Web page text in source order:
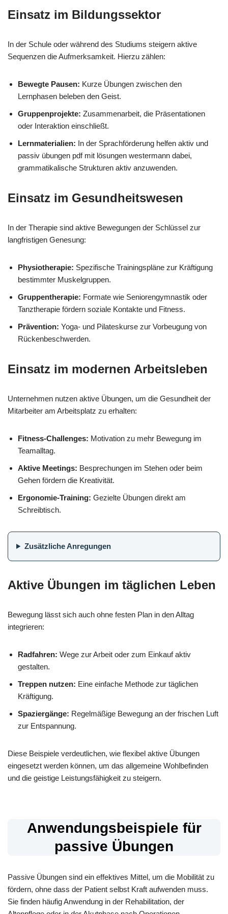
Einsatz im Bildungssektor
In der Schule oder während des Studiums steigern aktive
Sequenzen die Aufmerksamkeit. Hierzu zählen:
Bewegte Pausen: Kurze Übungen zwischen den
Lernphasen beleben den Geist.
Gruppenprojekte: Zusammenarbeit, die Präsentationen
oder Interaktion einschließt.
Lernmaterialien: In der Sprachförderung helfen aktiv und
passiv übungen pdf mit lösungen westermann dabei,
grammatikalische Strukturen aktiv anzuwenden.
Einsatz im Gesundheitswesen
In der Therapie sind aktive Bewegungen der Schlüssel zur
langfristigen Genesung:
Physiotherapie: Spezifische Trainingspläne zur Kräftigung
bestimmter Muskelgruppen.
Gruppentherapie: Formate wie Seniorengymnastik oder
Tanztherapie fördern soziale Kontakte und Fitness.
Prävention: Yoga- und Pilateskurse zur Vorbeugung von
Rückenbeschwerden.
Einsatz im modernen Arbeitsleben
Unternehmen nutzen aktive Übungen, um die Gesundheit der
Mitarbeiter am Arbeitsplatz zu erhalten:
Fitness-Challenges: Motivation zu mehr Bewegung im
Teamalltag.
Aktive Meetings: Besprechungen im Stehen oder beim
Gehen fördern die Kreativität.
Ergonomie-Training: Gezielte Übungen direkt am
Schreibtisch.
Zusätzliche Anregungen
Aktive Übungen im täglichen Leben
Bewegung lässt sich auch ohne festen Plan in den Alltag
integrieren:
Radfahren: Wege zur Arbeit oder zum Einkauf aktiv
gestalten.
Treppen nutzen: Eine einfache Methode zur täglichen
Kräftigung.
Spaziergänge: Regelmäßige Bewegung an der frischen Luft
zur Entspannung.
Diese Beispiele verdeutlichen, wie flexibel aktive Übungen
eingesetzt werden können, um das allgemeine Wohlbefinden
und die geistige Leistungsfähigkeit zu steigern.
Anwendungsbeispiele für
passive Übungen
Passive Übungen sind ein effektives Mittel, um die Mobilität zu
fördern, ohne dass der Patient selbst Kraft aufwenden muss.
Sie finden häufig Anwendung in der Rehabilitation, der